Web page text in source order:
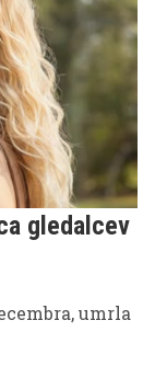
gledalcev
umrla